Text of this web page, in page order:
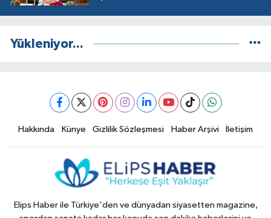
Yükleniyor...
Hakkında Künye Gizlilik Sözleşmesi Haber Arşivi İletişim
Elips Haber ile Türkiye'den ve dünyadan siyasetten magazine,